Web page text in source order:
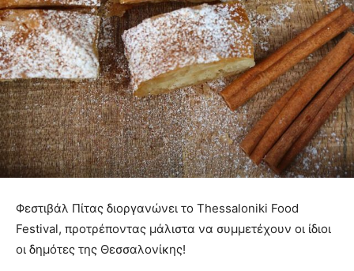
Φεστιβάλ Πίτας διοργανώνει το Thessaloniki Food
Festival, προτρέποντας μάλιστα να συμμετέχουν οι ίδιοι
οι δημότες της Θεσσαλονίκης!